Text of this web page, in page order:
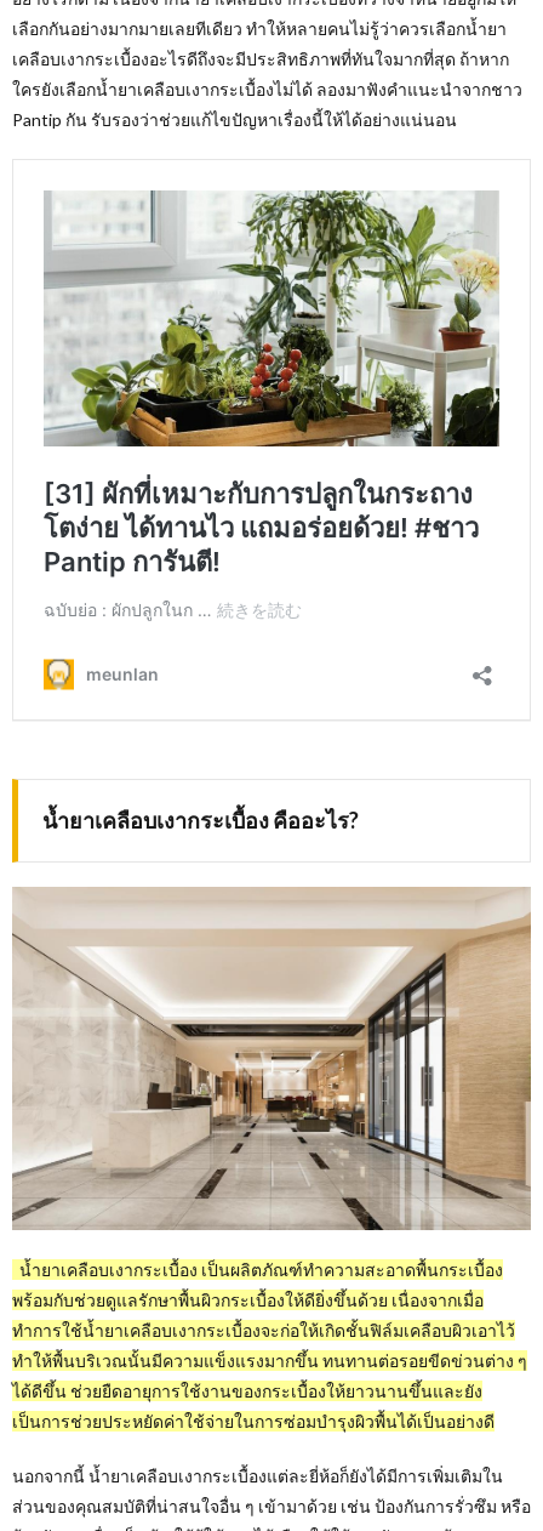
เลือกกันอย่างมากมายเลยทีเดียว ทำให้หลายคนไม่รู้ว่าควรเลือกน้ำยา
เคลือบเงากระเบื้องอะไรดีถึงจะมีประสิทธิภาพที่ทันใจมากที่สุด ถ้าหาก
ใครยังเลือกน้ำยาเคลือบเงากระเบื้องไม่ได้ ลองมาฟังคำแนะนำจากชาว
Pantip กัน รับรองว่าช่วยแก้ไขปัญหาเรื่องนี้ให้ได้อย่างแน่นอน
น้ำยาเคลือบเงากระเบื้อง คืออะไร?
น้ำยาเคลือบเงากระเบื้อง เป็นผลิตภัณฑ์ทำความสะอาดพื้นกระเบื้อง
พร้อมกับช่วยดูแลรักษาพื้นผิวกระเบื้องให้ดียิ่งขึ้นด้วย เนื่องจากเมื่อ
ทำการใช้น้ำยาเคลือบเงากระเบื้องจะก่อให้เกิดชั้นฟิล์มเคลือบผิวเอาไว้
ทำให้พื้นบริเวณนั้นมีความแข็งแรงมากขึ้น ทนทานต่อรอยขีดข่วนต่าง ๆ
ได้ดีขึ้น ช่วยยืดอายุการใช้งานของกระเบื้องให้ยาวนานขึ้นและยัง
เป็นการช่วยประหยัดค่าใช้จ่ายในการซ่อมบำรุงผิวพื้นได้เป็นอย่างดี
นอกจากนี้ น้ำยาเคลือบเงากระเบื้องแต่ละยี่ห้อก็ยังได้มีการเพิ่มเติมใน
ส่วนของคุณสมบัติที่น่าสนใจอื่น ๆ เข้ามาด้วย เช่น ป้องกันการรั่วซึม หรือ